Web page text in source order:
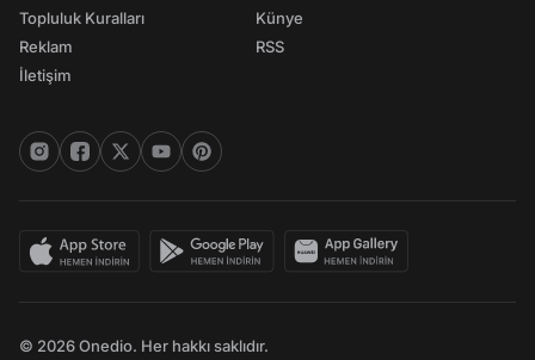
Topluluk Kuralları
Reklam
İletişim
Künye
RSS
© 2026 Onedio. Her hakkı saklıdır.